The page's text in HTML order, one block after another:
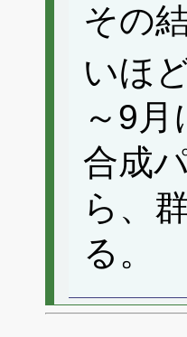
その
いほ
～9
合成
ら、
る。